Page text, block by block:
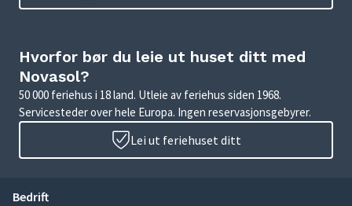
Hvorfor bør du leie ut huset ditt med
Novasol?
50 000 feriehus i 18 land. Utleie av feriehus siden 1968.
Servicesteder over hele Europa. Ingen reservasjonsgebyrer.
Lei ut feriehuset ditt
Bedrift